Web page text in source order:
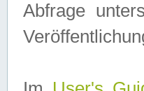
Abfrage